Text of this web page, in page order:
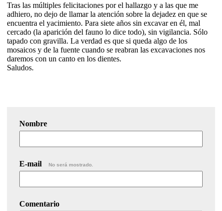
Tras las múltiples felicitaciones por el hallazgo y a las que me
adhiero, no dejo de llamar la atención sobre la dejadez en que se
encuentra el yacimiento. Para siete años sin excavar en él, mal
cercado (la aparición del fauno lo dice todo), sin vigilancia. Sólo
tapado con gravilla. La verdad es que si queda algo de los
mosaicos y de la fuente cuando se reabran las excavaciones nos
daremos con un canto en los dientes.
Saludos.
Nombre
E-mail No será mostrado.
Comentario